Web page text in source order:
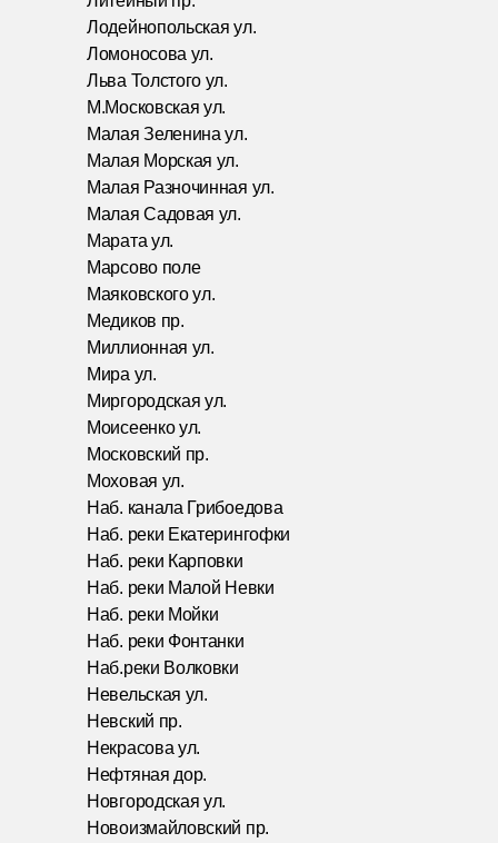
Лодейнопольская ул.
Ломоносова ул.
Льва Толстого ул.
М.Московская ул.
Малая Зеленина ул.
Малая Морская ул.
Малая Разночинная ул.
Малая Садовая ул.
Марата ул.
Марсово поле
Маяковского ул.
Медиков пр.
Миллионная ул.
Мира ул.
Миргородская ул.
Моисеенко ул.
Московский пр.
Моховая ул.
Наб. канала Грибоедова
Наб. реки Екатерингофки
Наб. реки Карповки
Наб. реки Малой Невки
Наб. реки Мойки
Наб. реки Фонтанки
Наб.реки Волковки
Невельская ул.
Невский пр.
Некрасова ул.
Нефтяная дор.
Новгородская ул.
Новоизмайловский пр.